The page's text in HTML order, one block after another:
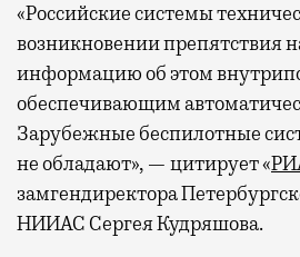
несколько — в разных зонах
гаваней. На некоторых
Лаунжи доступны на
Павелецком, Казанском,
и Курском вокзалах.Попасть в
могут держатели карт Mir
не только в столице. Всего
1000 бизнес-залов по всему
«Российские системы
возникновении препятствия
информацию об этом
обеспечивающим
Зарубежные беспилотные
не обладают», — цитирует «
замгендиректора
НИИАС Сергея Кудряшова.